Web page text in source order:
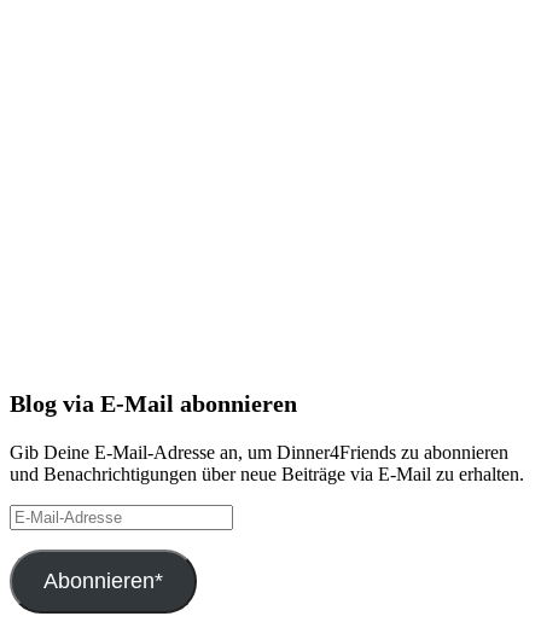
Blog via E-Mail abonnieren
Gib Deine E-Mail-Adresse an, um Dinner4Friends zu abonnieren
und Benachrichtigungen über neue Beiträge via E-Mail zu erhalten.
E-
Mail-
Adresse
Abonnieren*